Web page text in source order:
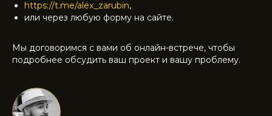
https://t.me/alex_zarubin,
или через любую форму на сайте.
Мы договоримся с вами об онлайн-встрече, чтобы
подробнее обсудить ваш проект и вашу проблему.